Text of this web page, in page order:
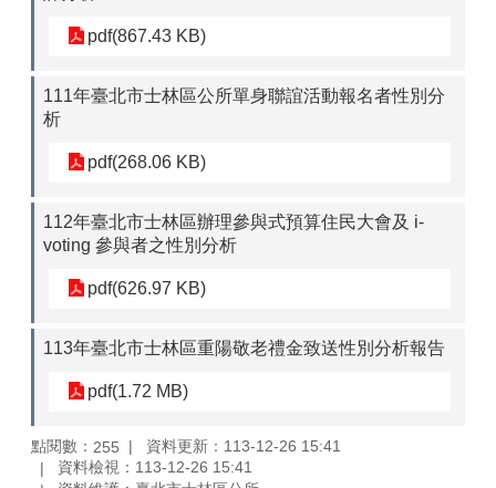
pdf(867.43 KB)
111年臺北市士林區公所單身聯誼活動報名者性別分
析
pdf(268.06 KB)
112年臺北市士林區辦理參與式預算住民大會及 i-
voting 參與者之性別分析
pdf(626.97 KB)
113年臺北市士林區重陽敬老禮金致送性別分析報告
pdf(1.72 MB)
點閱數： 255
資料更新：113-12-26 15:41
資料檢視：113-12-26 15:41